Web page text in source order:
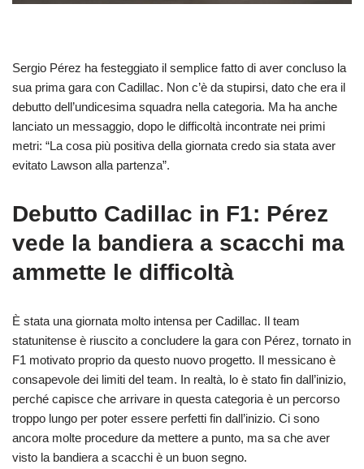
Sergio Pérez ha festeggiato il semplice fatto di aver concluso la
sua prima gara con Cadillac. Non c’è da stupirsi, dato che era il
debutto dell’undicesima squadra nella categoria. Ma ha anche
lanciato un messaggio, dopo le difficoltà incontrate nei primi
metri: “La cosa più positiva della giornata credo sia stata aver
evitato Lawson alla partenza”.
Debutto Cadillac in F1: Pérez
vede la bandiera a scacchi ma
ammette le difficoltà
È stata una giornata molto intensa per Cadillac. Il team
statunitense è riuscito a concludere la gara con Pérez, tornato in
F1 motivato proprio da questo nuovo progetto. Il messicano è
consapevole dei limiti del team. In realtà, lo è stato fin dall’inizio,
perché capisce che arrivare in questa categoria è un percorso
troppo lungo per poter essere perfetti fin dall’inizio. Ci sono
ancora molte procedure da mettere a punto, ma sa che aver
visto la bandiera a scacchi è un buon segno.